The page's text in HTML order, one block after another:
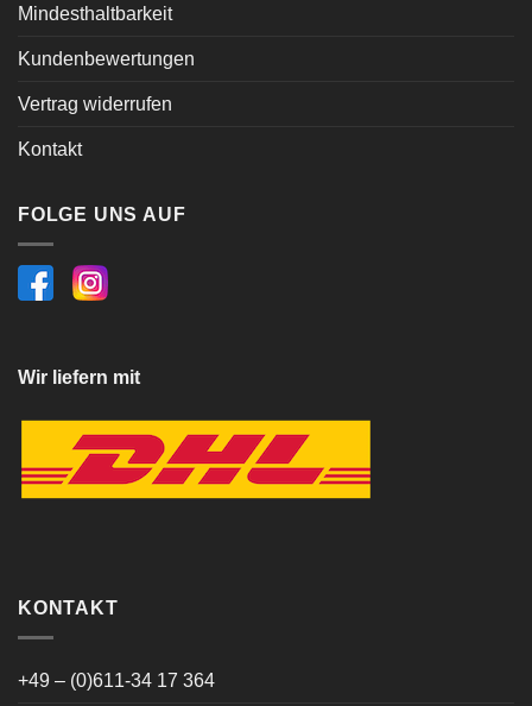
Mindesthaltbarkeit
Kundenbewertungen
Vertrag widerrufen
Kontakt
FOLGE UNS AUF
Wir liefern mit
KONTAKT
+49 – (0)611-34 17 364